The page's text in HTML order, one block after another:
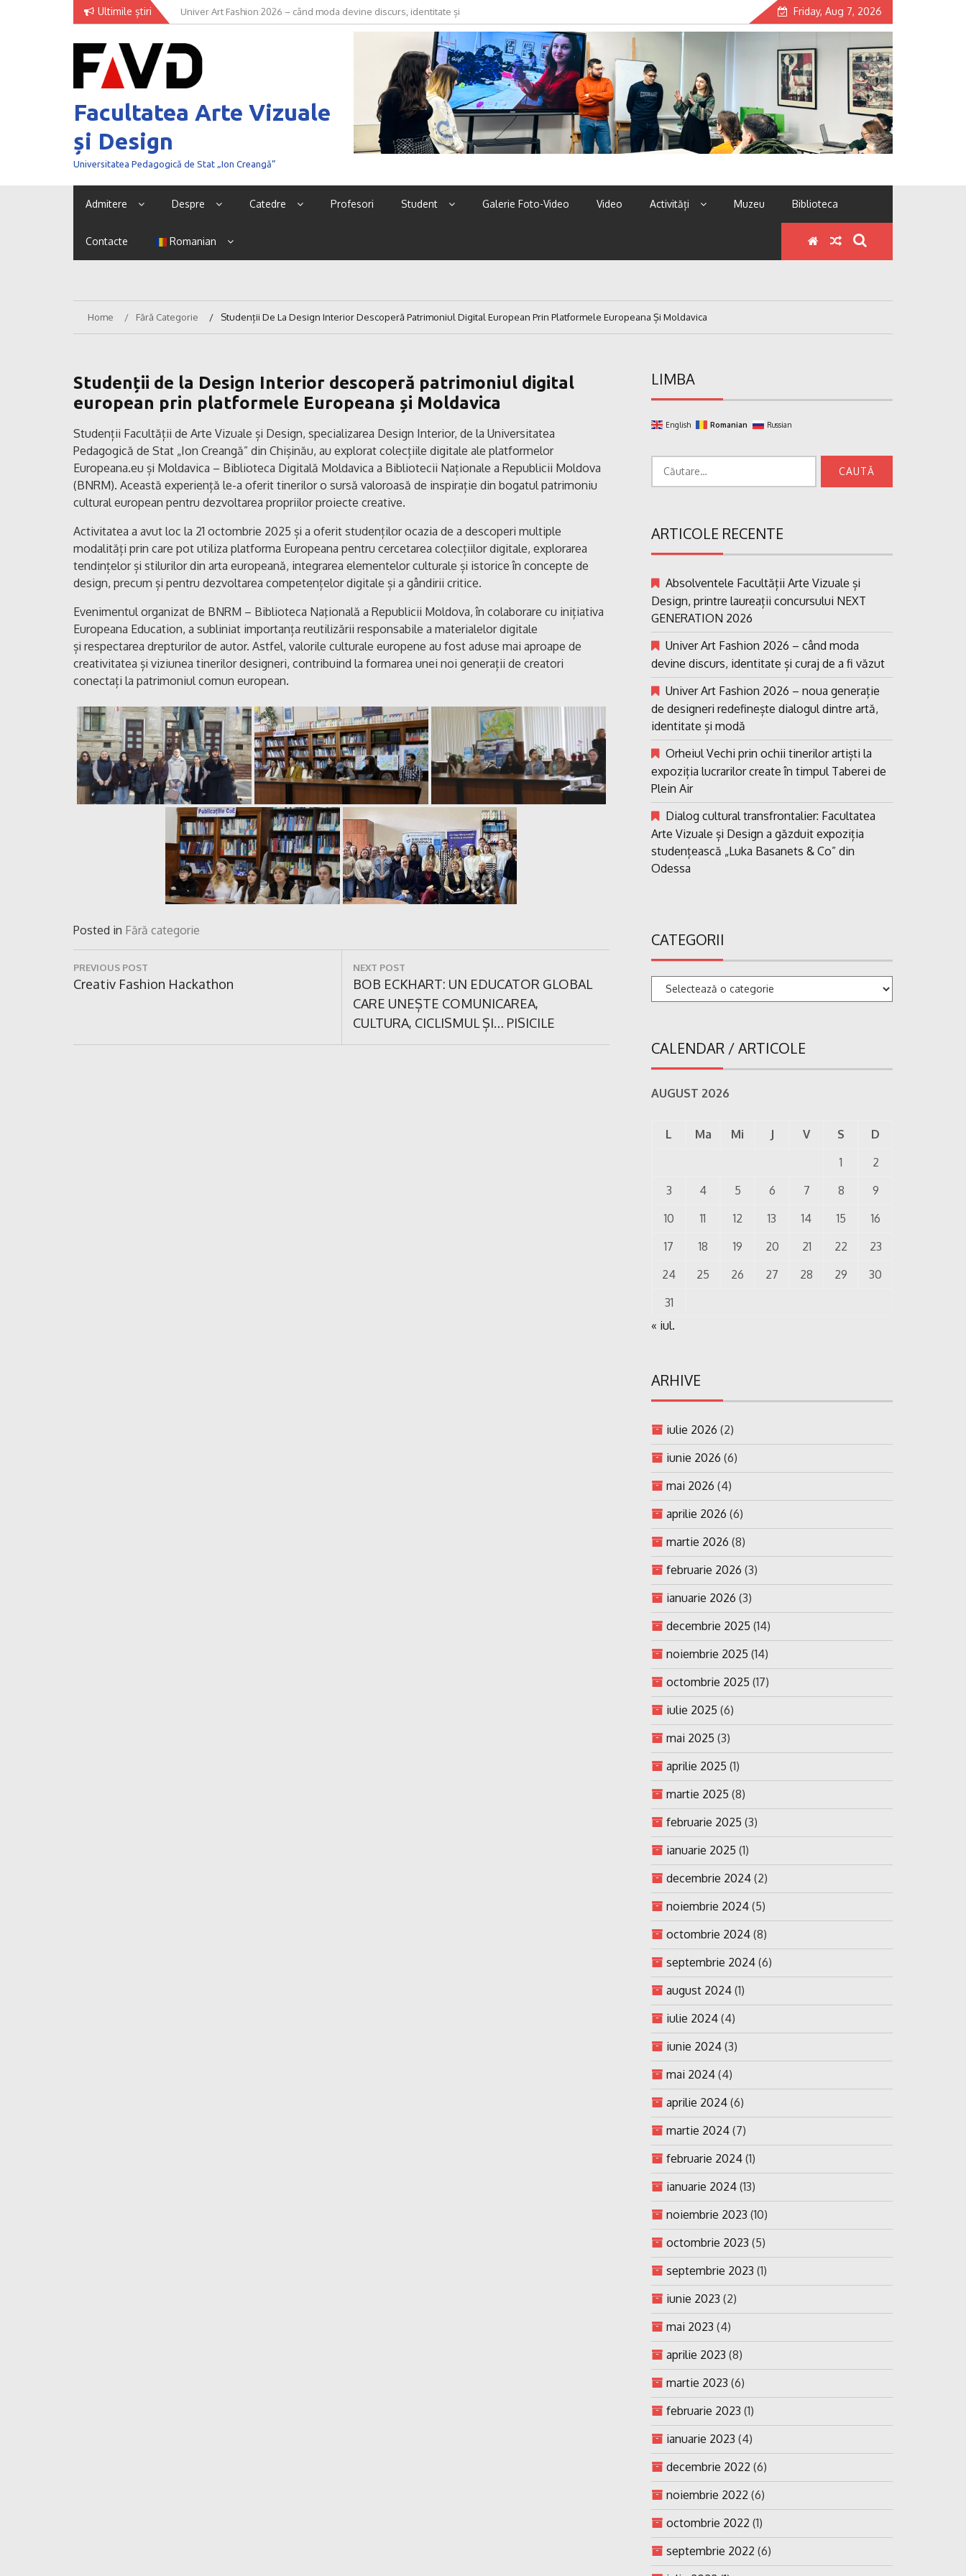
Ultimile știri
Univer Art Fashion 2026 – când moda devine discurs, identitate și
curaj de a fi văzut
Friday, Aug 7, 2026
Facultatea Arte Vizuale
și Design
Universitatea Pedagogică de Stat „Ion Creangă”
Admitere Despre Catedre Profesori Student Galerie Foto-Video Video Activități Muzeu Biblioteca
Contacte Romanian
Home Fără Categorie Studenții De La Design Interior Descoperă Patrimoniul Digital European Prin Platformele Europeana Și Moldavica
Studenții de la Design Interior descoperă patrimoniul digital
european prin platformele Europeana și Moldavica
Studenții Facultății de Arte Vizuale și Design, specializarea Design Interior, de la Universitatea
Pedagogică de Stat „Ion Creangă” din Chișinău, au explorat colecțiile digitale ale platformelor
Europeana.eu și Moldavica – Biblioteca Digitală Moldavica a Bibliotecii Naționale a Republicii Moldova
(BNRM). Această experiență le-a oferit tinerilor o sursă valoroasă de inspirație din bogatul patrimoniu
cultural european pentru dezvoltarea propriilor proiecte creative.
Activitatea a avut loc la 21 octombrie 2025 și a oferit studenților ocazia de a descoperi multiple
modalități prin care pot utiliza platforma Europeana pentru cercetarea colecțiilor digitale, explorarea
tendințelor și stilurilor din arta europeană, integrarea elementelor culturale și istorice în concepte de
design, precum și pentru dezvoltarea competențelor digitale și a gândirii critice.
Evenimentul organizat de BNRM – Biblioteca Naţională a Republicii Moldova, în colaborare cu inițiativa
Europeana Education, a subliniat importanța reutilizării responsabile a materialelor digitale
și respectarea drepturilor de autor. Astfel, valorile culturale europene au fost aduse mai aproape de
creativitatea și viziunea tinerilor designeri, contribuind la formarea unei noi generații de creatori
conectați la patrimoniul comun european.
Posted in Fără categorie
Navigare
în
PREVIOUS POST
Previous
Creativ Fashion Hackathon
NEXT POST
Next
Post:
BOB ECKHART: UN EDUCATOR GLOBAL
CARE UNEȘTE COMUNICAREA,
CULTURA, CICLISMUL ȘI… PISICILE
LIMBA
English Romanian Russian
ARTICOLE RECENTE
Absolventele Facultății Arte Vizuale și
Design, printre laureații concursului NEXT
GENERATION 2026
Univer Art Fashion 2026 – când moda
devine discurs, identitate și curaj de a fi văzut
Univer Art Fashion 2026 – noua generație
de designeri redefinește dialogul dintre artă,
identitate și modă
Orheiul Vechi prin ochii tinerilor artiști la
expoziția lucrarilor create în timpul Taberei de
Plein Air
Dialog cultural transfrontalier: Facultatea
Arte Vizuale și Design a găzduit expoziția
studențească „Luka Basanets & Co” din
Odessa
CATEGORII
Categorii
CALENDAR / ARTICOLE
AUGUST 2026
L Ma Mi J V S
D
1
2
3
4 5 6 7 8
9
10
11 12 13 14 15
16
17
18 19 20 21 22
23
24
25 26 27 28 29
30
31
« iul.
ARHIVE
iulie 2026 (2)
iunie 2026 (6)
mai 2026 (4)
aprilie 2026 (6)
martie 2026 (8)
februarie 2026 (3)
ianuarie 2026 (3)
decembrie 2025 (14)
noiembrie 2025 (14)
octombrie 2025 (17)
iulie 2025 (6)
mai 2025 (3)
aprilie 2025 (1)
martie 2025 (8)
februarie 2025 (3)
ianuarie 2025 (1)
decembrie 2024 (2)
noiembrie 2024 (5)
octombrie 2024 (8)
septembrie 2024 (6)
august 2024 (1)
iulie 2024 (4)
iunie 2024 (3)
mai 2024 (4)
aprilie 2024 (6)
martie 2024 (7)
februarie 2024 (1)
ianuarie 2024 (13)
noiembrie 2023 (10)
octombrie 2023 (5)
septembrie 2023 (1)
iunie 2023 (2)
mai 2023 (4)
aprilie 2023 (8)
martie 2023 (6)
februarie 2023 (1)
ianuarie 2023 (4)
decembrie 2022 (6)
noiembrie 2022 (6)
octombrie 2022 (1)
septembrie 2022 (6)